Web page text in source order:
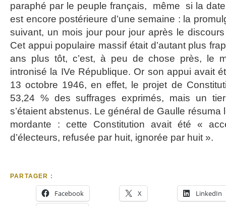
paraphé par le peuple français, même si la
est encore postérieure d’une semaine : la
suivant, un mois jour pour jour après le
Cet appui populaire massif était d’autant plus
ans plus tôt, c’est, à peu de chose près, le
intronisé la IVe République. Or son appui avait
13 octobre 1946, en effet, le projet de
53,24 % des suffrages exprimés, mais un
s’étaient abstenus. Le général de Gaulle résuma
mordante : cette Constitution avait été «
d’électeurs, refusée par huit, ignorée par huit ».
PARTAGER :
Facebook X
LinkedIn